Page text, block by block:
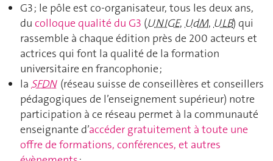
G3 ; le pôle est co-organisateur, tous les deux ans,
du colloque qualité du G3 (UNIGE, UdM, ULB) qui
rassemble à chaque édition près de 200 acteurs et
actrices qui font la qualité de la formation
universitaire en francophonie ;
la SFDN (réseau suisse de conseillères et conseillers
pédagogiques de l’enseignement supérieur) notre
participation à ce réseau permet à la communauté
enseignante d’accéder gratuitement à toute une
offre de formations, conférences, et autres